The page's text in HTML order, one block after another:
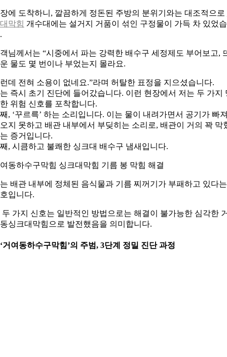
에 도착하니, 깔끔하게 정돈된 주방의 분위기와는 대조적으로
막힘 개수대에는 설거지 거품이 섞인 구정물이 가득 차 있었
님께서는 “시중에서 파는 강력한 배수구 세정제도 부어보고,
물도 몇 번이나 부었는지 몰라요.
데 전혀 소용이 없네요.”라며 허탈한 표정을 지으셨습니다.
즉시 초기 진단에 들어갔습니다. 이런 현장에서 저는 두 가지
위험 신호를 포착합니다.
, ‘꾸르륵’ 하는 소리입니다. 이는 물이 내려가면서 공기가 빠
지 못하고 배관 내부에서 부딪히는 소리로, 배관이 거의 꽉 막
증거입니다.
, 시큼하고 불쾌한 싱크대 배수구 냄새입니다.
동하수구막힘 싱크대막힘 기름 봉 막힘 해결
배관 내부에 정체된 음식물과 기름 찌꺼기가 부패하고 있다는
입니다.
두 가지 신호는 일반적인 방법으로는 해결이 불가능한 심각한
싱크대막힘으로 발전했음을 의미합니다.
거여동하수구막힘’의 주범, 3단계 정밀 진단 과정